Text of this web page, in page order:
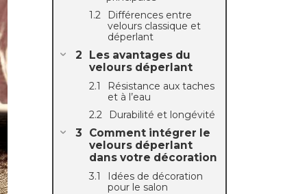
Différences entre
velours classique et
déperlant
Les avantages du
velours déperlant
Résistance aux taches
et à l’eau
Durabilité et longévité
Comment intégrer le
velours déperlant
dans votre décoration
Idées de décoration
pour le salon